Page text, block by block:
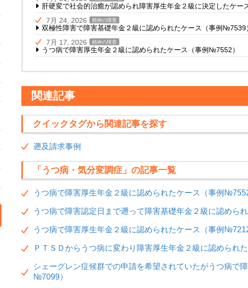
肝硬変で社会的治癒が認められ障害厚生年金２級に決定したケー
7月 24, 2026
精神の障害
双極性障害で障害基礎年金２級に認められたケース（事例№7539
7月 17, 2026
精神の障害
うつ病で障害厚生年金２級に認められたケース（事例№7552）
関連記事
クイックタグから関連記事を探す
遡及請求事例
「うつ病・気分変調症」の記事一覧
うつ病で障害厚生年金２級に認められたケース（事例№7552
うつ病で障害認定日まで遡って障害基礎年金２級に認めら
うつ病で障害厚生年金２級に認められたケース（事例№7212
ＰＴＳＤからうつ病に変わり障害厚生年金２級に認められ
シェーグレン症候群での申請を希望されていたがうつ病で
№7099）